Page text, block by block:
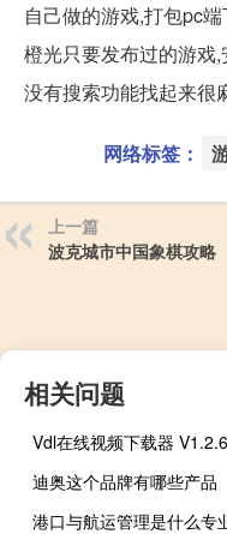
自己做的游戏,打包pc
橙光只要发布过的游戏
没有搜索功能找起来很
网络标签：
上一篇
波克城市中国象棋攻略
相关问题
迪奥这个品牌有哪些产品
港口与航运管理是什么专